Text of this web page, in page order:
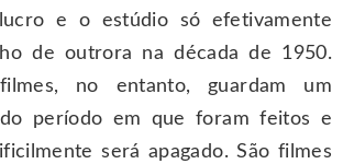
e o estúdio só efetivamente
de outrora na década de 1950.
no entanto, guardam um
período em que foram feitos e
será apagado. São filmes